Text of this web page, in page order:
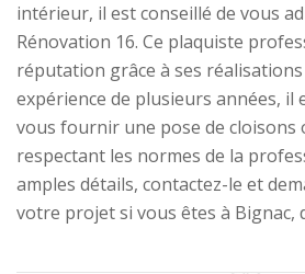
intérieur, il est conseillé de vous
Rénovation 16. Ce plaquiste
réputation grâce à ses réalisations
expérience de plusieurs années, il
vous fournir une pose de cloisons
respectant les normes de la
amples détails, contactez-le et
votre projet si vous êtes à Bignac,